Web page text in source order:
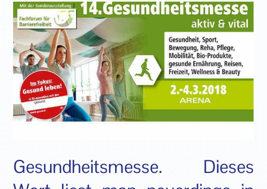
Gesundheitsmesse. Dieses